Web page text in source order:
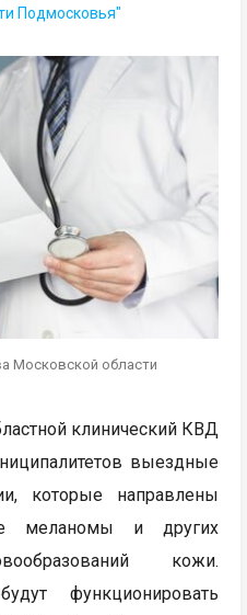
Подмосковья"
Московской области
клинический КВД
выездные
которые направлены
меланомы и других
кожи.
функционировать